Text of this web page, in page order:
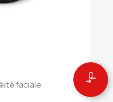
0
compare_arrows
faciale